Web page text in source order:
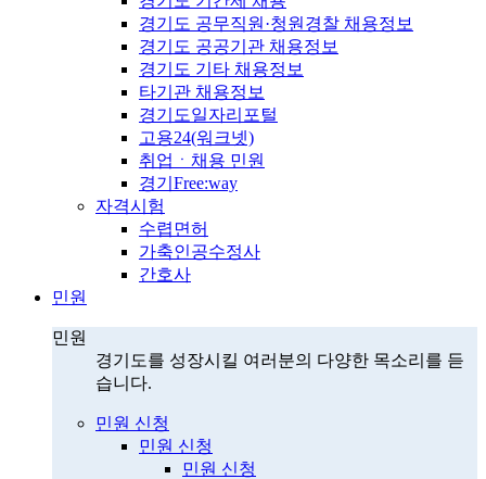
경기도 공무직원·청원경찰 채용정보
경기도 공공기관 채용정보
경기도 기타 채용정보
타기관 채용정보
경기도일자리포털
고용24(워크넷)
취업ㆍ채용 민원
경기Free:way
자격시험
수렵면허
가축인공수정사
간호사
민원
민원
경기도를 성장시킬 여러분의 다양한 목소리를 듣
습니다.
민원 신청
민원 신청
민원 신청